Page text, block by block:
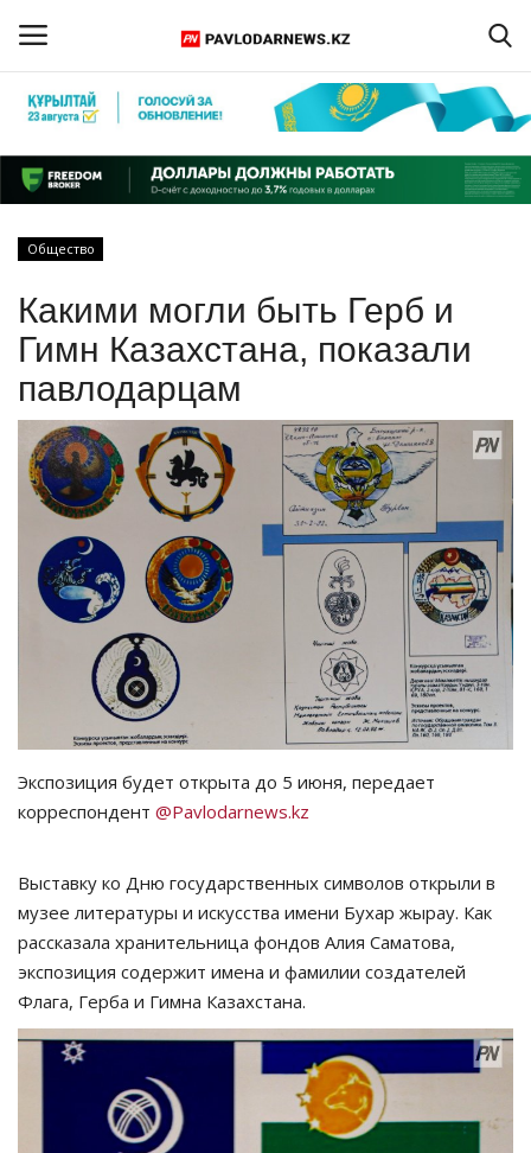
Регистрация
Главная
ПАВЛОДАРСКАЯ ОБЛАСТЬ
КАЗАХСТАН
МИР
СПЕЦПРОЕКТЫ
СПОРТ
РАЗВЛЕЧЕНИЯ
OFFICIAL
Курултай
Язык
Қазақша Русский
Общество
Какими могли быть Герб и
Гимн Казахстана, показали
павлодарцам
Экспозиция будет открыта до 5 июня, передает
корреспондент @Pavlodarnews.kz
Выставку ко Дню государственных символов открыли в
музее литературы и искусства имени Бухар жырау. Как
рассказала хранительница фондов Алия Саматова,
экспозиция содержит имена и фамилии создателей
Флага, Герба и Гимна Казахстана.